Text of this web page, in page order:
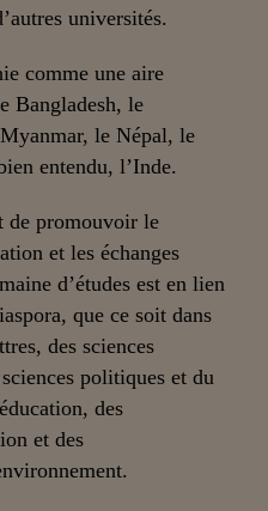
universités.
comme une aire
Bangladesh, le
le Népal, le
entendu, l’Inde.
de promouvoir le
et les échanges
d’études est en lien
que ce soit dans
des sciences
politiques et du
des
et des